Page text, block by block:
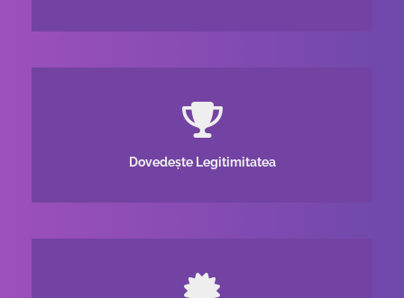
Dovedește Legitimitatea